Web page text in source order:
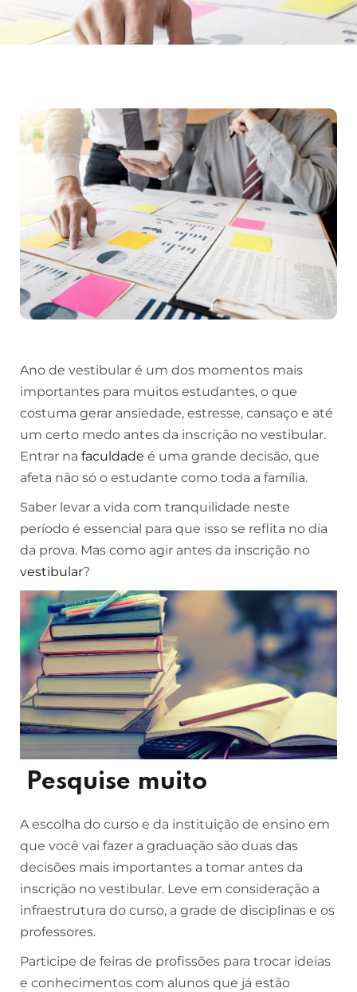
Ano de vestibular é um dos momentos mais
importantes para muitos estudantes, o que
costuma gerar ansiedade, estresse, cansaço e até
um certo medo antes da inscrição no vestibular.
Entrar na faculdade é uma grande decisão, que
afeta não só o estudante como toda a família.
Saber levar a vida com tranquilidade neste
período é essencial para que isso se reflita no dia
da prova. Mas como agir antes da inscrição no
vestibular?
Pesquise muito
A escolha do curso e da instituição de ensino em
que você vai fazer a graduação são duas das
decisões mais importantes a tomar antes da
inscrição no vestibular. Leve em consideração a
infraestrutura do curso, a grade de disciplinas e os
professores.
Participe de feiras de profissões para trocar ideias
e conhecimentos com alunos que já estão